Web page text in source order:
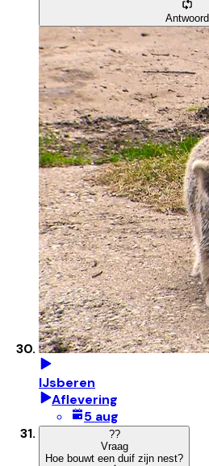
Antwoord
IJsberen
Aflevering
5 aug
??
Vraag
Hoe bouwt een duif zijn nest?